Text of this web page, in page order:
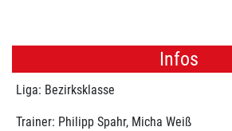
Infos
Liga: Bezirksklasse
Trainer: Philipp Spahr, Micha Weiß